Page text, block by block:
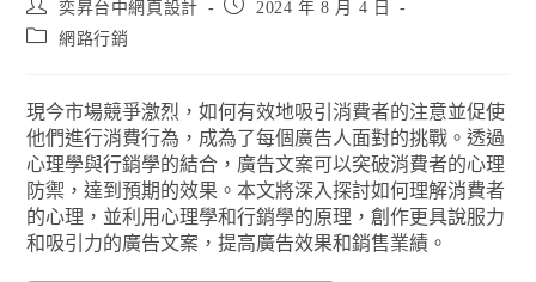
奕昇台中網頁設計
2024 年 8 月 4 日
網路行銷
現今市場競爭激烈，如何有效地吸引消費者的注意並促使
他們進行消費行為，成為了每個廣告人面對的挑戰。透過
心理學與行銷學的結合，廣告文案可以突破消費者的心理
防禦，達到預期的效果。本文將深入探討如何理解消費者
的心理，並利用心理學和行銷學的原理，創作更具說服力
和吸引力的廣告文案，提高廣告效果和銷售業績。